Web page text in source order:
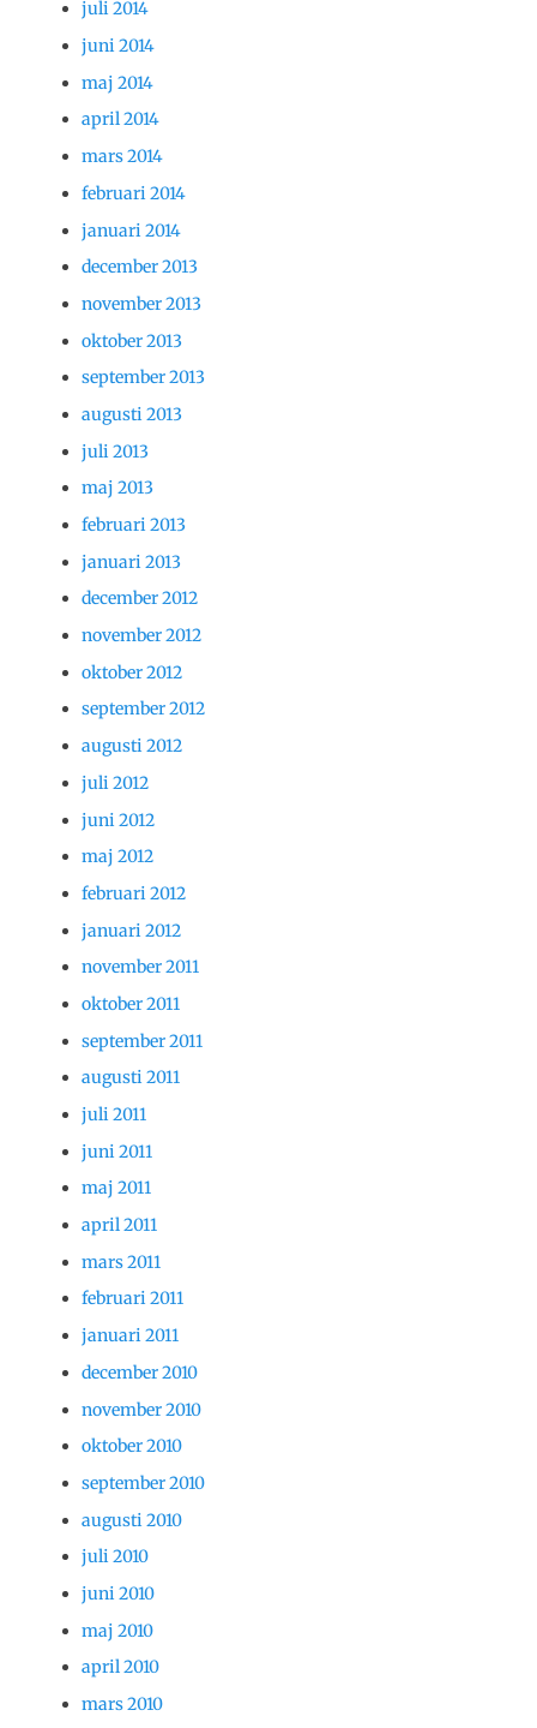
juli 2014
juni 2014
maj 2014
april 2014
mars 2014
februari 2014
januari 2014
december 2013
november 2013
oktober 2013
september 2013
augusti 2013
juli 2013
maj 2013
februari 2013
januari 2013
december 2012
november 2012
oktober 2012
september 2012
augusti 2012
juli 2012
juni 2012
maj 2012
februari 2012
januari 2012
november 2011
oktober 2011
september 2011
augusti 2011
juli 2011
juni 2011
maj 2011
april 2011
mars 2011
februari 2011
januari 2011
december 2010
november 2010
oktober 2010
september 2010
augusti 2010
juli 2010
juni 2010
maj 2010
april 2010
mars 2010